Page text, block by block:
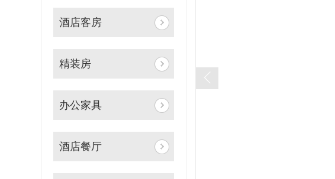
酒店客房
精装房
办公家具
酒店餐厅